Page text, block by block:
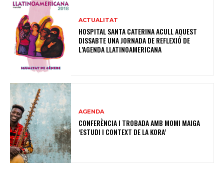
ACTUALITAT
HOSPITAL SANTA CATERINA ACULL AQUEST
DISSABTE UNA JORNADA DE REFLEXIÓ DE
L’AGENDA LLATINOAMERICANA
AGENDA
CONFERÈNCIA I TROBADA AMB MOMI MAIGA
‘ESTUDI I CONTEXT DE LA KORA’